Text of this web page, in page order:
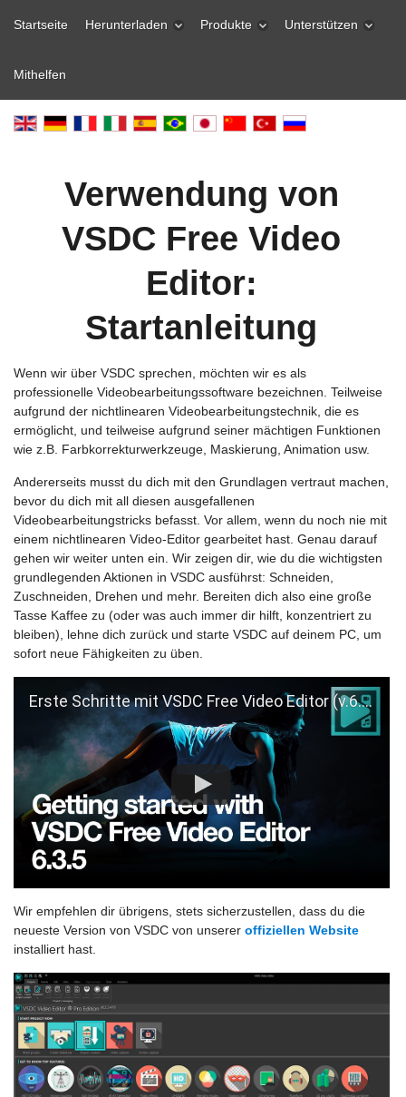
Startseite Herunterladen Produkte Unterstützen
Mithelfen
Verwendung von
VSDC Free Video
Editor:
Startanleitung
Wenn wir über VSDC sprechen, möchten wir es als
professionelle Videobearbeitungssoftware bezeichnen. Teilweise
aufgrund der nichtlinearen Videobearbeitungstechnik, die es
ermöglicht, und teilweise aufgrund seiner mächtigen Funktionen
wie z.B. Farbkorrekturwerkzeuge, Maskierung, Animation usw.
Andererseits musst du dich mit den Grundlagen vertraut machen,
bevor du dich mit all diesen ausgefallenen
Videobearbeitungstricks befasst. Vor allem, wenn du noch nie mit
einem nichtlinearen Video-Editor gearbeitet hast. Genau darauf
gehen wir weiter unten ein. Wir zeigen dir, wie du die wichtigsten
grundlegenden Aktionen in VSDC ausführst: Schneiden,
Zuschneiden, Drehen und mehr. Bereiten dich also eine große
Tasse Kaffee zu (oder was auch immer dir hilft, konzentriert zu
bleiben), lehne dich zurück und starte VSDC auf deinem PC, um
sofort neue Fähigkeiten zu üben.
Erste Schritte mit VSDC Free Video Editor (v.6.3.5 oder höher)
Wir empfehlen dir übrigens, stets sicherzustellen, dass du die
neueste Version von VSDC von unserer offiziellen Website
installiert hast.